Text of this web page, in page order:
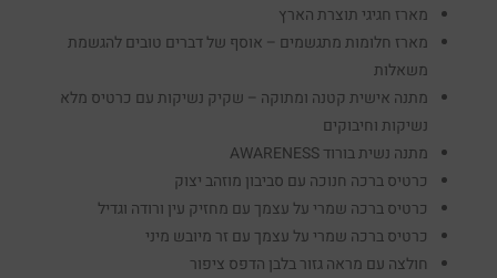
מארז חגיגי תוצרת הארץ
מארז חלומות מתגשמים – אוסף של דברים טובים להגשמת
משאלות
מתנה אישית קטנה ומתוקה – שקיק נשיקות עם כרטיס מלא
נשיקות וחיבוקים
מתנה נשית בורוד AWARENESS
כרטיס ברכה חנוכה עם סביבון מוזהב יצוק
כרטיס ברכה שמרי על עצמך עם מחזיק עין ורודה וגדיל
כרטיס ברכה שמרי על עצמך עם זר מיובש מיני
חולצה עם מראה גזור בלבן הדפס ציפור